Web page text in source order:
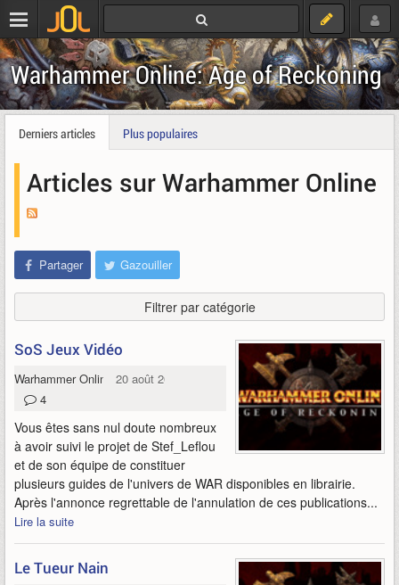
Warhammer Online: Age of Reckoning
Derniers articles Plus populaires
Articles sur Warhammer Online
Partager Gazouiller
Filtrer par catégorie
SoS Jeux Vidéo
Warhammer Online
20 août 2009
4
Vous êtes sans nul doute nombreux
à avoir suivi le projet de Stef_Leflou
et de son équipe de constituer
plusieurs guides de l'univers de WAR disponibles en librairie.
Après l'annonce regrettable de l'annulation de ces publications...
Lire la suite
Le Tueur Nain